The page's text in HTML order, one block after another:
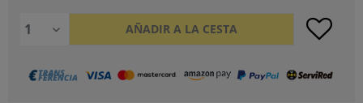
AÑADIR A LA CESTA